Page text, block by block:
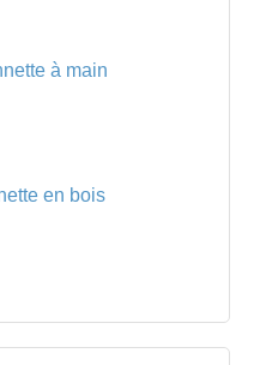
à main
en bois